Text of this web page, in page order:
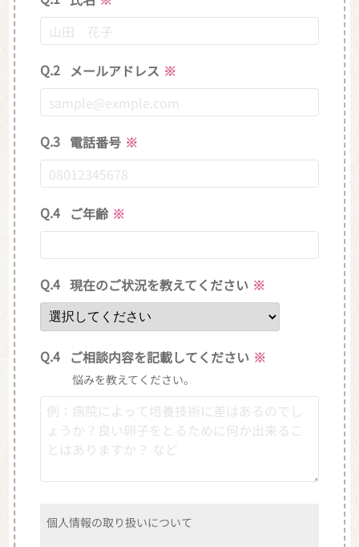
Q.2 メールアドレス ※
Q.3 電話番号 ※
Q.4 ご年齢 ※
Q.4 現在のご状況を教えてください ※
Q.4 ご相談内容を記載してください ※
悩みを教えてください。
個人情報の取り扱いについて